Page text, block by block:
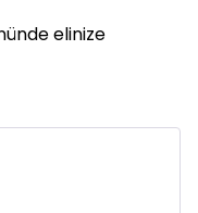
elinize